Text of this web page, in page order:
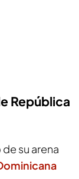
República
su arena